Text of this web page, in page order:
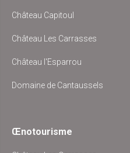
Château Capitoul
Château Les Carrasses
Château l'Esparrou
Domaine de Cantaussels
Œnotourisme